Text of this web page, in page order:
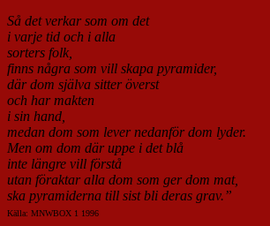
Så det verkar som om det
i varje tid och i alla
sorters folk,
finns några som vill skapa pyramider,
där dom själva sitter överst
och har makten
i sin hand,
medan dom som lever nedanför dom lyder.
Men om dom där uppe i det blå
inte längre vill förstå
utan föraktar alla dom som ger dom mat,
ska pyramiderna till sist bli deras grav.”
Källa: MNWBOX 1 1996